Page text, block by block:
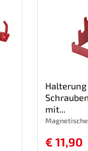
mit...
€ 11,90